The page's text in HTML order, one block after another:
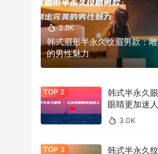
3.8K
韩式眉形半永久纹眉男款：
的男性魅力
韩式半永久
眼睛更加迷人
3.0K
韩式半永久